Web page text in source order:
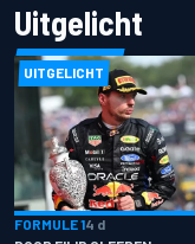
Uitgelicht
UITGELICHT
FORMULE 14 d